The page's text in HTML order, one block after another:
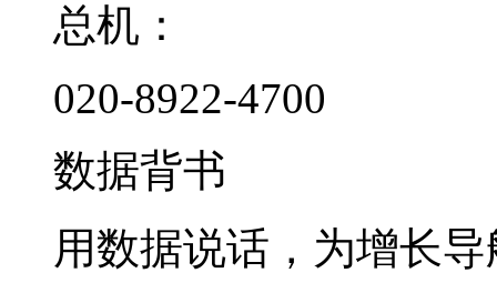
总机：
020-8922-4700
数据背书
用数据说话，为增长导